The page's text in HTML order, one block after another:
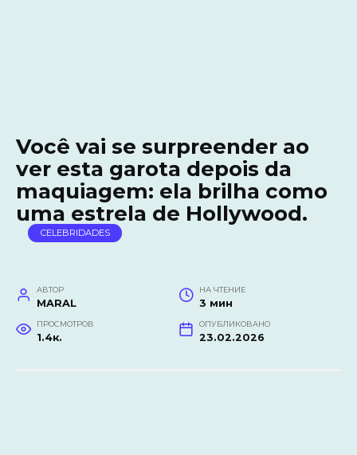
Você vai se surpreender ao
ver esta garota depois da
maquiagem: ela brilha como
uma estrela de Hollywood.
CELEBRIDADES
АВТОР
MARAL
НА ЧТЕНИЕ
3 мин
ПРОСМОТРОВ
1.4к.
ОПУБЛИКОВАНО
23.02.2026